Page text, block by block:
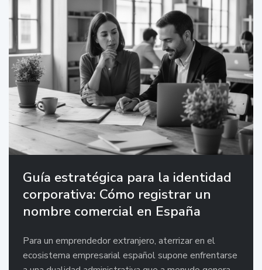
Guía estratégica para la identidad
corporativa: Cómo registrar un
nombre comercial en España
Para un emprendedor extranjero, aterrizar en el
ecosistema empresarial español supone enfrentarse